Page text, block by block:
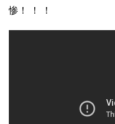
惨！ ！ ！